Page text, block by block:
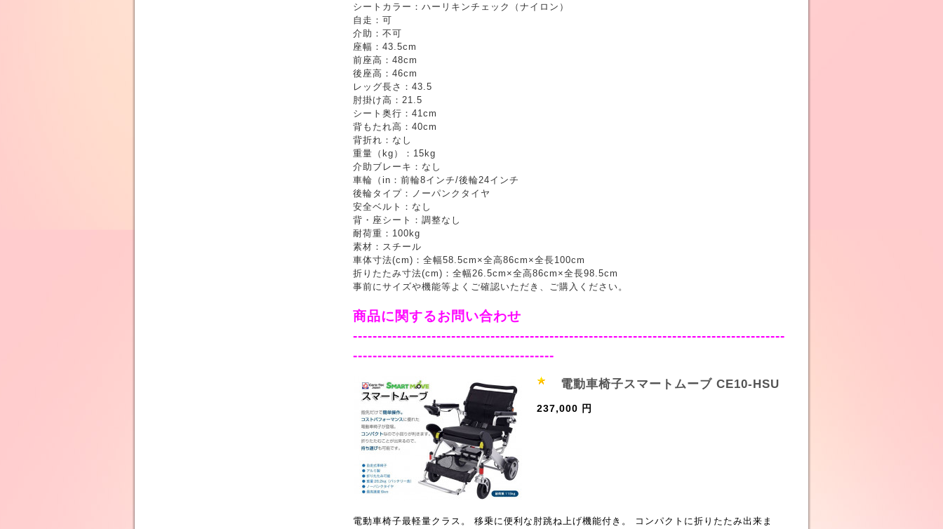
シートカラー：ハーリキンチェック（ナイロン）
自走：可
介助：不可
座幅：43.5cm
前座高：48cm
後座高：46cm
レッグ長さ：43.5
肘掛け高：21.5
シート奥行：41cm
背もたれ高：40cm
背折れ：なし
重量（kg）：15kg
介助ブレーキ：なし
車輪（in：前輪8インチ/後輪24インチ
後輪タイプ：ノーパンクタイヤ
安全ベルト：なし
背・座シート：調整なし
耐荷重：100kg
素材：スチール
車体寸法(cm)：全幅58.5cm×全高86cm×全長100cm
折りたたみ寸法(cm)：全幅26.5cm×全高86cm×全長98.5cm
事前にサイズや機能等よくご確認いただき、ご購入ください。
商品に関するお問い合わせ
----------------------------------------------------------------------------------------
-----------------------------------------
電動車椅子スマートムーブ CE10-HSU
237,000 円
電動車椅子最軽量クラス。 移乗に便利な肘跳ね上げ機能付き。 コンパクトに折りたたみ出来ま